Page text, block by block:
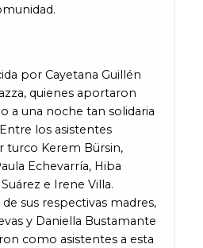
por Cayetana Guillén
quienes aportaron
a una noche tan solidaria
los asistentes
turco Kerem Bürsin,
Echevarría, Hiba
e Irene Villa.
sus respectivas madres,
y Daniella Bustamante
como asistentes a esta